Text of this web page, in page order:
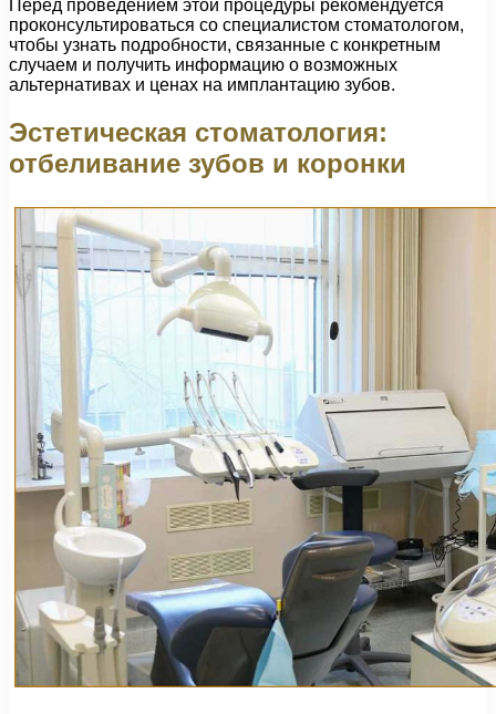
Перед проведением этой процедуры рекомендуется
проконсультироваться со специалистом стоматологом,
чтобы узнать подробности, связанные с конкретным
случаем и получить информацию о возможных
альтернативах и ценах на имплантацию зубов.
Эстетическая стоматология:
отбеливание зубов и коронки